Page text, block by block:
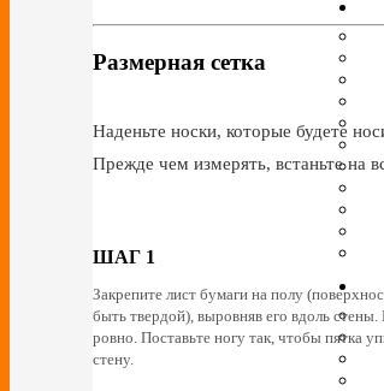
Размерная сетка
Наденьте носки, которые будете
Прежде чем измерять, встаньте на
ШАГ 1
Закрепите лист бумаги на полу
быть твердой), выровняв его вдоль стены.
ровно. Поставьте ногу так, чтобы пятка
стену.